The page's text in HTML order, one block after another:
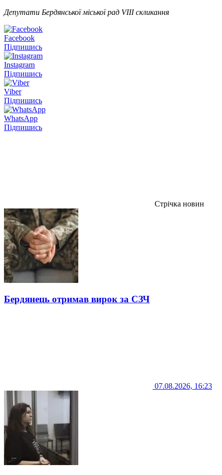
Депутати Бердянської міської рад VIII скликання
Facebook
Підпишись
Instagram
Підпишись
Viber
Підпишись
WhatsApp
Підпишись
Стрічка новин
Бердянець отримав вирок за СЗЧ
07.08.2026, 16:23